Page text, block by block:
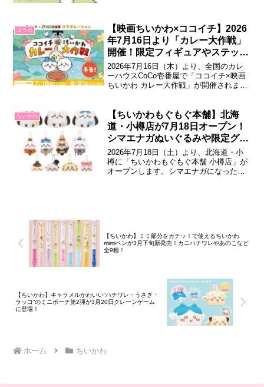
2024年7月～20...
コラボ
【映画ちいかわ×ココイチ】2026
年7月16日より「カレー大作戦」
開催！限定フィギュアやステッカ
ーもらえる！
2026年7月16日（木）より、全国のカレ
ーハウスCoCo壱番屋で「ココイチ×映画
ちいかわ カレー大作戦」が開催されま
レー大作戦2026年7月24日（金）公開の
「映画ちいかわ 人魚の島のひみつ」とコ
コイチがコラボ！映画の世界観...
ちいかわ
【ちいかわもぐもぐ本舗】北海
道・小樽店が7月18日オープン！
シマエナガぬいぐるみや限定グッ
ズが登場！
2026年7月18日（土）より、北海道・小
樽に「ちいかわもぐもぐ本舗 小樽店」が
オープンします。シマエナガになったち
【ちいかわ】ミミ部分をカチッ！で使えるちいかわ
mimiペンが3月下旬新発売！カニハチワレやあのこなど
全9種！
【ちいかわ】キャラメルかわいい”ハチワレ・うさぎ・
ラッコ”のミニポーチ第2弾が3月20日クレーンゲーム
に登場！
ホーム ちいかわ